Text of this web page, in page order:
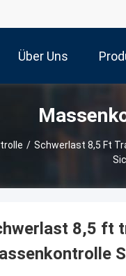
Über Uns
/ Schwerlast 8,5 Ft
8,5 ft